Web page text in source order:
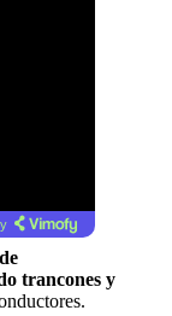
trancones y